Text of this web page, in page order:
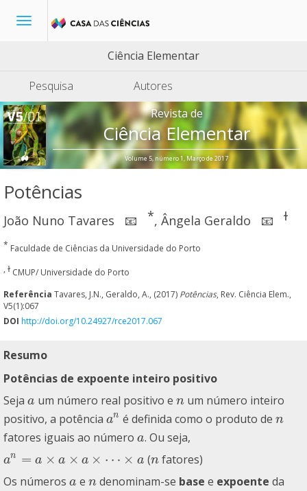
Toggle
Ciência Elementar
Pesquisa
Autores
Revista de
Ciência Elementar
Volume 5, número 1, Março de 2017
Potências
João Nuno Tavares 📧 *, Ângela Geraldo 📧 ɫ
* Faculdade de Ciências da Universidade do Porto
, ɫ CMUP/ Universidade do Porto
Referência Tavares, J.N., Geraldo, A., (2017) Potências, Rev. Ciência Elem.,
V5(1):067
DOI http://doi.org/10.24927/rce2017.067
Resumo
Potências de expoente inteiro positivo
Seja a
a um número real positivo e n
num número inteiro
positivo, a potência an
an é definida como o produto den
n
fatores iguais ao número a
a. Ou seja,
an = a × a × a × ⋯ × a
an =a× a× a×⋯ ×a (n
nfatores)
Os números a
a e n
ndenominam-se base e expoente da